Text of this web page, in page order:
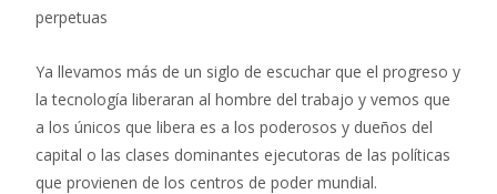
perpetuas
Ya llevamos más de un siglo de escuchar que el progreso y
la tecnología liberaran al hombre del trabajo y vemos que
a los únicos que libera es a los poderosos y dueños del
capital o las clases dominantes ejecutoras de las políticas
que provienen de los centros de poder mundial.